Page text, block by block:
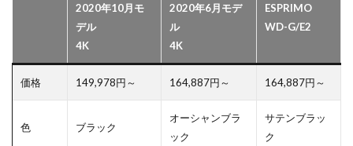
2020年10月モ
デル
4K
2020年6月モデ
ル
4K
ESPRIMO
WD-G/E2
価格 149,978円～ 164,887円～ 164,887円～
色 ブラック
オーシャンブラ
ック
サテンブラッ
ク